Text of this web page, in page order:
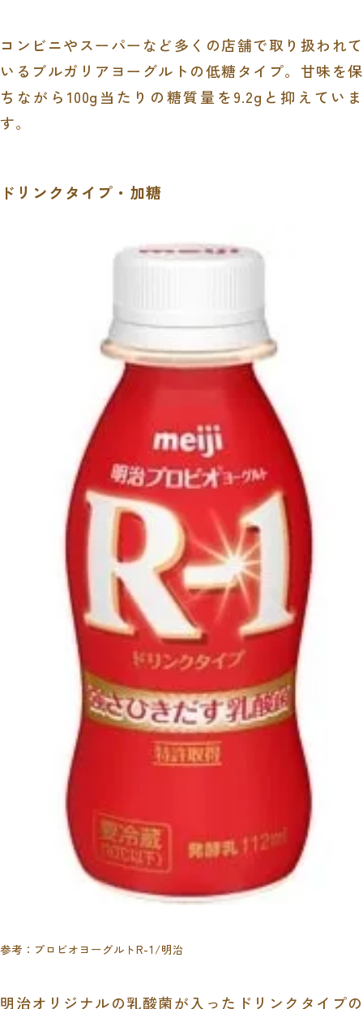
コンビニやスーパーなど多くの店舗で取り扱われて
いるブルガリアヨーグルトの低糖タイプ。甘味を保
ちながら100g当たりの糖質量を9.2gと抑えていま
す。
ドリンクタイプ・加糖
参考： プロビオヨーグルトR-1 /明治
明治オリジナルの乳酸菌が入ったドリンクタイプの